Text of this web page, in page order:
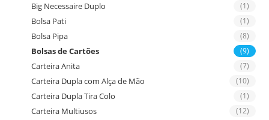
Big Necessaire Duplo (1)
Bolsa Pati (1)
Bolsa Pipa (8)
Bolsas de Cartões (9)
Carteira Anita (7)
Carteira Dupla com Alça de Mão (10)
Carteira Dupla Tira Colo (1)
Carteira Multiusos (12)